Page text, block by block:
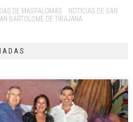
DE MASPALOMAS
NOTICIAS DE SAN
BARTOLOME DE TIRAJANA